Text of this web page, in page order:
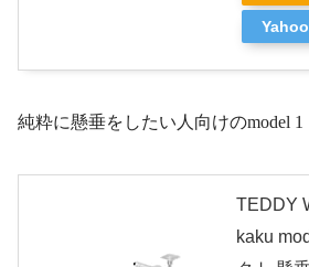
純粋に懸垂をしたい人向けのmodel 1
TEDDY
kaku